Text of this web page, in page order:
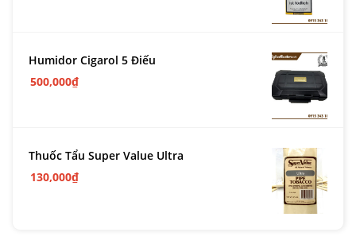
Humidor Cigarol 5 Điếu
500,000₫
Thuốc Tẩu Super Value Ultra
130,000₫